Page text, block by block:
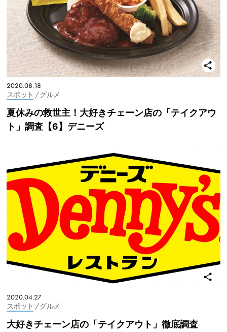
2020.08.18
スポット / グルメ
夏休みの救世主！大好きチェーン店の「テイクアウ
ト」調査【6】デニーズ
2020.04.27
スポット / グルメ
大好きチェーン店の「テイクアウト」徹底調査